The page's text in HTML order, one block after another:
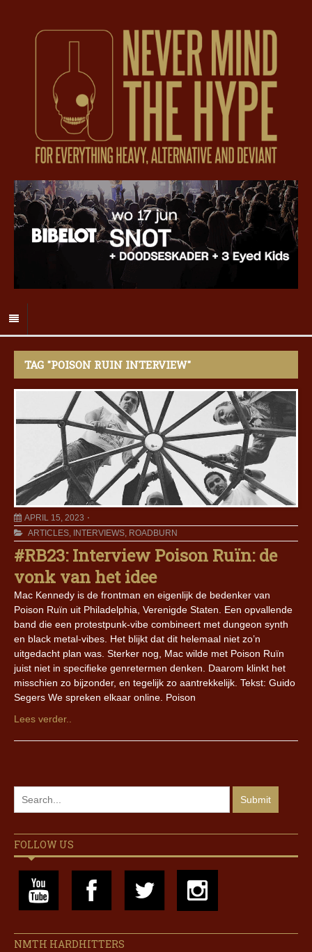
TAG "POISON RUIN INTERVIEW"
APRIL 15, 2023
ARTICLES, INTERVIEWS, ROADBURN
#RB23: Interview Poison Ruïn: de
vonk van het idee
Mac Kennedy is de frontman en eigenlijk de bedenker van
Poison Ruïn uit Philadelphia, Verenigde Staten. Een opvallende
band die een protestpunk-vibe combineert met dungeon synth
en black metal-vibes. Het blijkt dat dit helemaal niet zo’n
uitgedacht plan was. Sterker nog, Mac wilde met Poison Ruïn
juist niet in specifieke genretermen denken. Daarom klinkt het
misschien zo bijzonder, en tegelijk zo aantrekkelijk. Tekst: Guido
Segers We spreken elkaar online. Poison
Lees verder..
FOLLOW US
NMTH HARDHITTERS